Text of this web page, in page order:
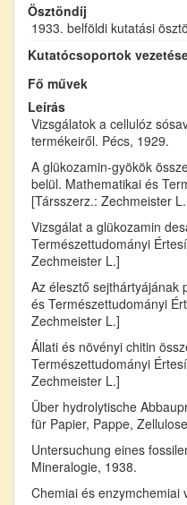
Ösztöndíj
1933. belföldi kutatási
Kutatócsoportok
Fő művek
Leírás
Vizsgálatok a cellulóz
termékeiről. Pécs, 1929.
A glükozamin-gyökök
belül. Mathematikai és
[Társszerz.: Zechmeister
Vizsgálat a glükozamin
Természettudományi
Zechmeister L.]
Az élesztő sejthártyájának
és Természettudományi
Zechmeister L.]
Állati és növényi chitin
Természettudományi
Zechmeister L.]
Über hydrolytische
für Papier, Pappe,
Untersuchung eines
Mineralogie, 1938.
Chemiai és enzymchemiai